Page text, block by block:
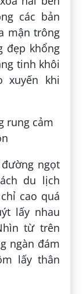
các bản
mận trông
đẹp khổng
tinh khôi
xuyến khi
đường ngọt
du lịch
cao quá
lấy nhau
từ trên
ngàn đám
lấy thân